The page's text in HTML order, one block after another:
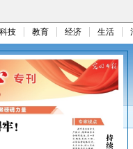
科技 教育 经济 生活